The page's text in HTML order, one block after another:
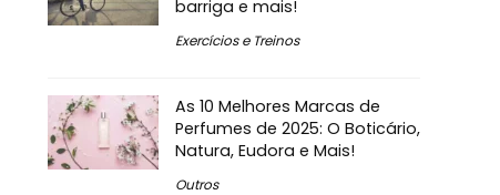
barriga e mais!
Exercícios e Treinos
As 10 Melhores Marcas de
Perfumes de 2025: O Boticário,
Natura, Eudora e Mais!
Outros